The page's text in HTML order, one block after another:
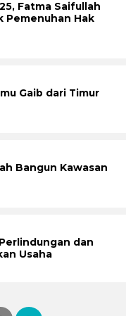
Fatma Saifullah
Pemenuhan Hak
Gaib dari Timur
Bangun Kawasan
dan
Usaha